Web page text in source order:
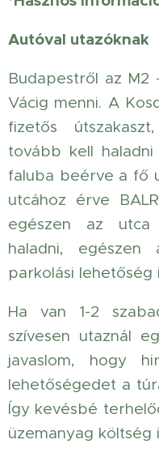
Autóval utazóknak
Budapestről az
Vácig menni. A
fizetős
tovább kell
faluba beérve a fő
utcához érve
egészen az utca
haladni,
parkolási lehetőség
Ha van 1-2
szívesen utaznál
javaslom, hogy
lehetőségedet a
Így kevésbé
üzemanyag költség